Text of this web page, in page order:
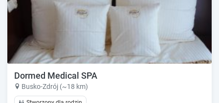
Dormed Medical SPA
Busko-Zdrój (~18 km)